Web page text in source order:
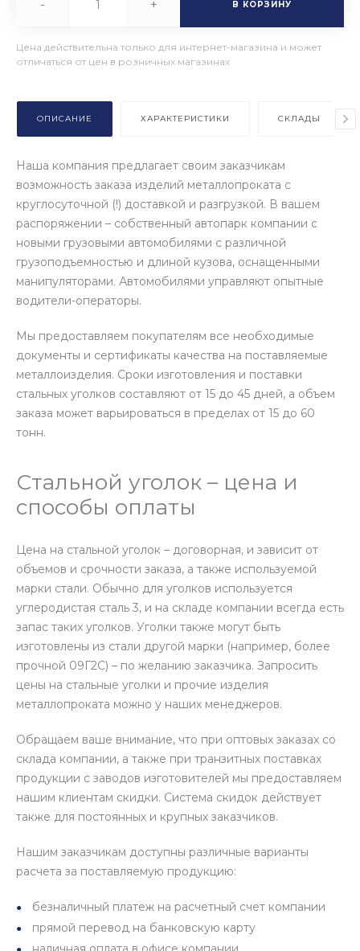
- + В КОРЗИНУ
Цена действительна только для интернет-магазина и может
отличаться от цен в розничных магазинах
ОПИСАНИЕ ХАРАКТЕРИСТИКИ СКЛАДЫ
Наша компания предлагает своим заказчикам
возможность заказа изделий металлопроката с
круглосуточной (!) доставкой и разгрузкой. В вашем
распоряжении – собственный автопарк компании с
новыми грузовыми автомобилями с различной
грузоподъемностью и длиной кузова, оснащенными
манипуляторами. Автомобилями управляют опытные
водители-операторы.
Мы предоставляем покупателям все необходимые
документы и сертификаты качества на поставляемые
металлоизделия. Сроки изготовления и поставки
стальных уголков составляют от 15 до 45 дней, а объем
заказа может варьироваться в пределах от 15 до 60
тонн.
Стальной уголок – цена и
способы оплаты
Цена на стальной уголок – договорная, и зависит от
объемов и срочности заказа, а также используемой
марки стали. Обычно для уголков используется
углеродистая сталь 3, и на складе компании всегда есть
запас таких уголков. Уголки также могут быть
изготовлены из стали другой марки (например, более
прочной 09Г2С) – по желанию заказчика. Запросить
цены на стальные уголки и прочие изделия
металлопроката можно у наших менеджеров.
Обращаем ваше внимание, что при оптовых заказах со
склада компании, а также при транзитных поставках
продукции с заводов изготовителей мы предоставляем
нашим клиентам скидки. Система скидок действует
также для постоянных и крупных заказчиков.
Нашим заказчикам доступны различные варианты
расчета за поставляемую продукцию:
безналичный платеж на расчетный счет компании
прямой перевод на банковскую карту